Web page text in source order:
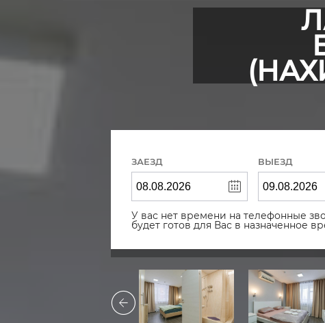
ЗАЕЗД ВЫЕЗД
У вас нет времени на телефонные
будет готов для Вас в назначенное